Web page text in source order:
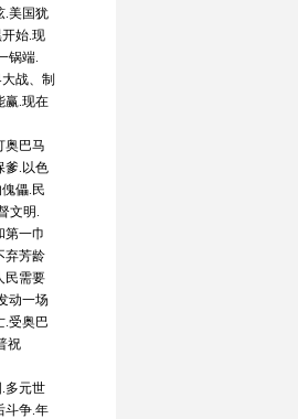
.美国犹
开始.现
锅端.
战、制
赢.现在
奥巴马
爹.以色
儡.民
文明.
第一巾
弃芳龄
民需要
动一场
.受奥巴
祝
多元世
斗争.年